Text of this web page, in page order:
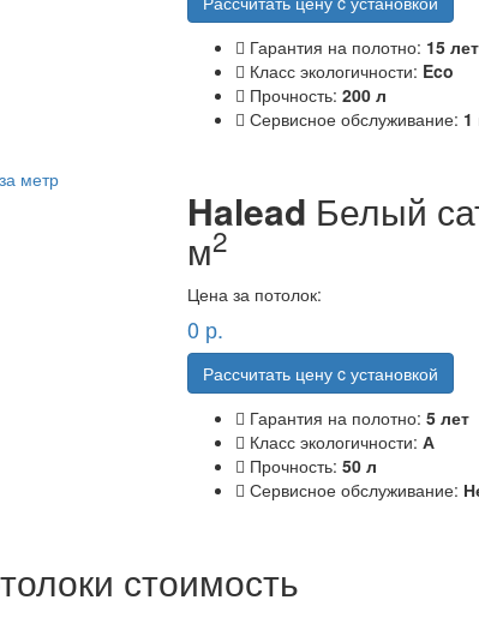
Гарантия на полотно: 15 лет
Класс экологичности: Eco
Прочность: 200 л
Сервисное обслуживание: 1
Halead Белый
м2
Цена за потолок:
0 р.
Рассчитать цену c установкой
Гарантия на полотно: 5 лет
Класс экологичности: А
Прочность: 50 л
Сервисное обслуживание:
стоимость